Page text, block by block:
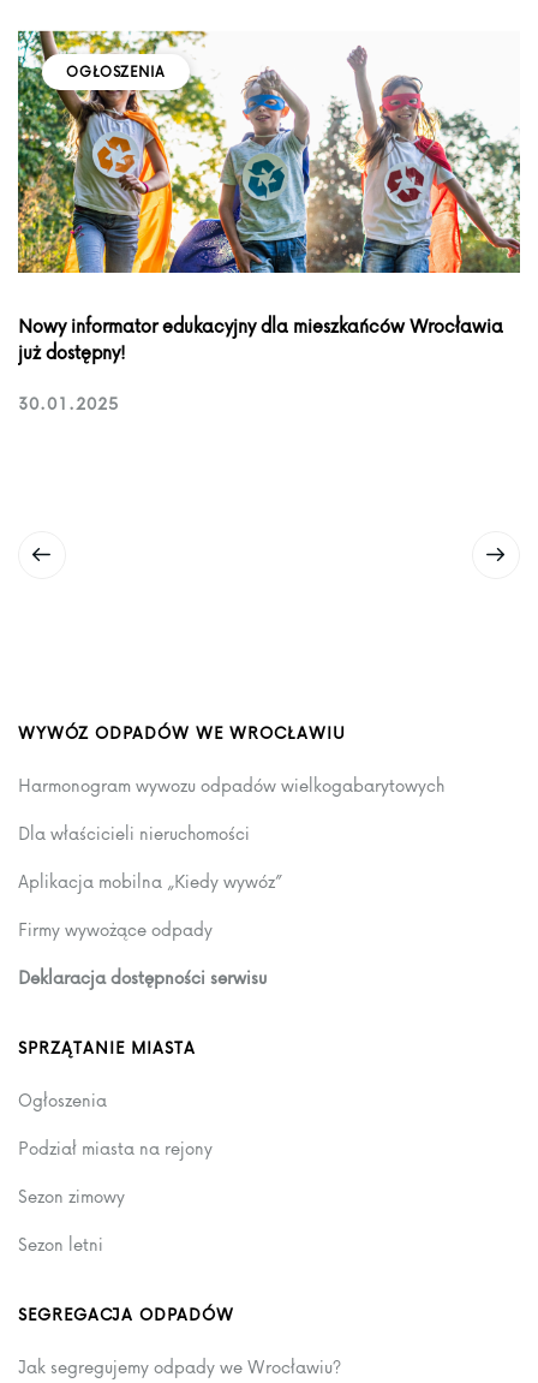
OGŁOSZENIA
Nowy informator edukacyjny dla mieszkańców Wrocławia
już dostępny!
30.01.2025
WYWÓZ ODPADÓW WE WROCŁAWIU
Harmonogram wywozu odpadów wielkogabarytowych
Dla właścicieli nieruchomości
Aplikacja mobilna „Kiedy wywóz”
Firmy wywożące odpady
Deklaracja dostępności serwisu
SPRZĄTANIE MIASTA
Ogłoszenia
Podział miasta na rejony
Sezon zimowy
Sezon letni
SEGREGACJA ODPADÓW
Jak segregujemy odpady we Wrocławiu?